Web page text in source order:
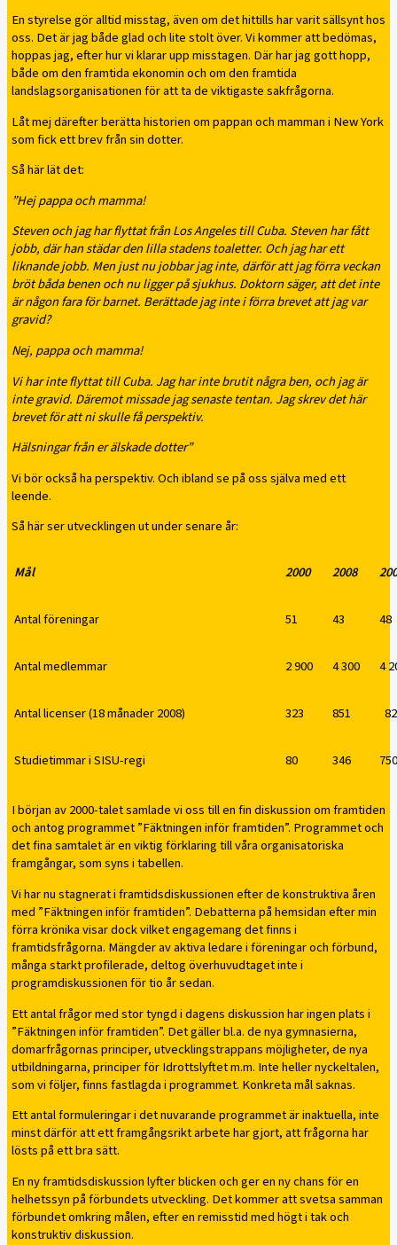
En styrelse gör alltid misstag, även om det hittills har varit sällsynt hos
oss. Det är jag både glad och lite stolt över. Vi kommer att bedömas,
hoppas jag, efter hur vi klarar upp misstagen. Där har jag gott hopp,
både om den framtida ekonomin och om den framtida
landslagsorganisationen för att ta de viktigaste sakfrågorna.
Låt mej därefter berätta historien om pappan och mamman i New York
som fick ett brev från sin dotter.
Så här lät det:
”Hej pappa och mamma!
Steven och jag har flyttat från Los Angeles till Cuba. Steven har fått
jobb, där han städar den lilla stadens toaletter. Och jag har ett
liknande jobb. Men just nu jobbar jag inte, därför att jag förra veckan
bröt båda benen och nu ligger på sjukhus. Doktorn säger, att det inte
är någon fara för barnet. Berättade jag inte i förra brevet att jag var
gravid?
Nej, pappa och mamma!
Vi har inte flyttat till Cuba. Jag har inte brutit några ben, och jag är
inte gravid. Däremot missade jag senaste tentan. Jag skrev det här
brevet för att ni skulle få perspektiv.
Hälsningar från er älskade dotter”
Vi bör också ha perspektiv. Och ibland se på oss själva med ett
leende.
Så här ser utvecklingen ut under senare år:
Mål 2000 2008
Antal föreningar 51 43 48
Antal medlemmar 2 900 4 300 4
Antal licenser (18 månader 2008) 323 851
Studietimmar i SISU-regi 80 346 750
I början av 2000-talet samlade vi oss till en fin diskussion om framtiden
och antog programmet ”Fäktningen inför framtiden”. Programmet och
det fina samtalet är en viktig förklaring till våra organisatoriska
framgångar, som syns i tabellen.
Vi har nu stagnerat i framtidsdiskussionen efter de konstruktiva åren
med ”Fäktningen inför framtiden”. Debatterna på hemsidan efter min
förra krönika visar dock vilket engagemang det finns i
framtidsfrågorna. Mängder av aktiva ledare i föreningar och förbund,
många starkt profilerade, deltog överhuvudtaget inte i
programdiskussionen för tio år sedan.
Ett antal frågor med stor tyngd i dagens diskussion har ingen plats i
”Fäktningen inför framtiden”. Det gäller bl.a. de nya gymnasierna,
domarfrågornas principer, utvecklingstrappans möjligheter, de nya
utbildningarna, principer för Idrottslyftet m.m. Inte heller nyckeltalen,
som vi följer, finns fastlagda i programmet. Konkreta mål saknas.
Ett antal formuleringar i det nuvarande programmet är inaktuella, inte
minst därför att ett framgångsrikt arbete har gjort, att frågorna har
lösts på ett bra sätt.
En ny framtidsdiskussion lyfter blicken och ger en ny chans för en
helhetssyn på förbundets utveckling. Det kommer att svetsa samman
förbundet omkring målen, efter en remisstid med högt i tak och
konstruktiv diskussion.